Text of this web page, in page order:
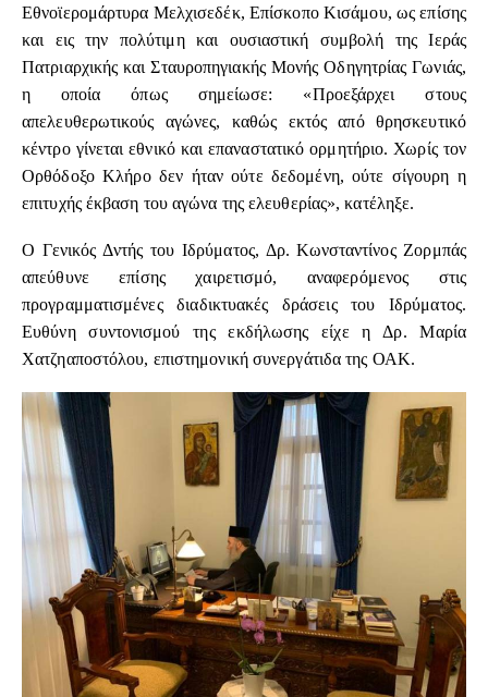
Εθνοϊερομάρτυρα Μελχισεδέκ, Επίσκοπο Κισάμου, ως επίσης
και εις την πολύτιμη και ουσιαστική συμβολή της Ιεράς
Πατριαρχικής και Σταυροπηγιακής Μονής Οδηγητρίας Γωνιάς,
η οποία όπως σημείωσε: «Προεξάρχει στους
απελευθερωτικούς αγώνες, καθώς εκτός από θρησκευτικό
κέντρο γίνεται εθνικό και επαναστατικό ορμητήριο. Χωρίς τον
Ορθόδοξο Κλήρο δεν ήταν ούτε δεδομένη, ούτε σίγουρη η
επιτυχής έκβαση του αγώνα της ελευθερίας», κατέληξε.
Ο Γενικός Δντής του Ιδρύματος, Δρ. Κωνσταντίνος Ζορμπάς
απεύθυνε επίσης χαιρετισμό, αναφερόμενος στις
προγραμματισμένες διαδικτυακές δράσεις του Ιδρύματος.
Ευθύνη συντονισμού της εκδήλωσης είχε η Δρ. Μαρία
Χατζηαποστόλου, επιστημονική συνεργάτιδα της ΟΑΚ.